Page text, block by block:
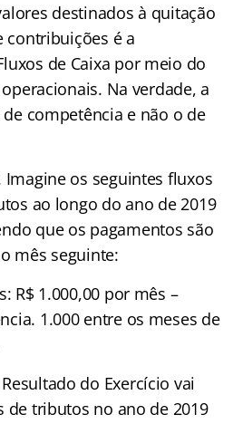
destinados à quitação
contribuições é a
de Caixa por meio do
Na verdade, a
competência e não o de
os seguintes fluxos
ao longo do ano de 2019
que os pagamentos são
mês seguinte:
R$ 1.000,00 por mês –
1.000 entre os meses de
do Exercício vai
de tributos no ano de 2019